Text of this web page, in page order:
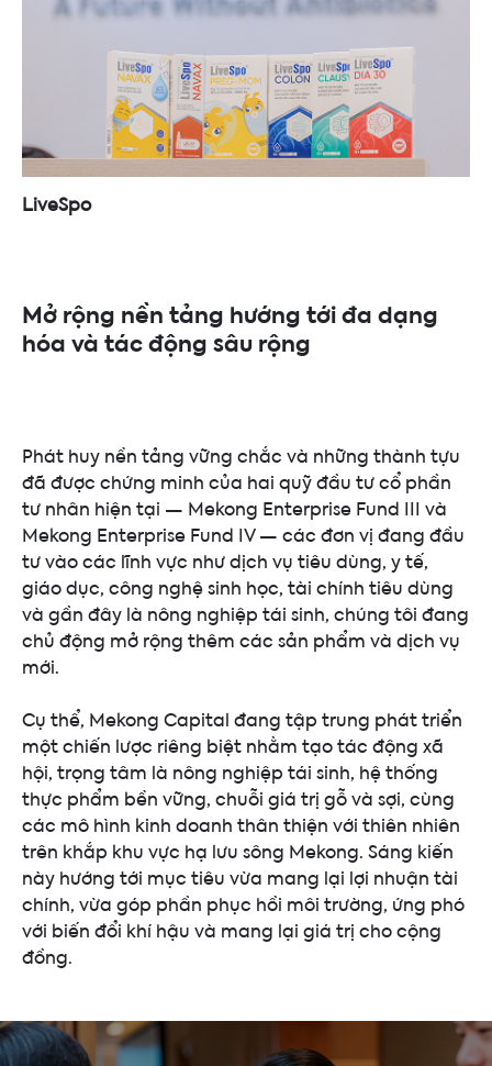
LiveSpo
Mở rộng nền tảng hướng tới đa dạng
hóa và tác động sâu rộng
Phát huy nền tảng vững chắc và những thành tựu
đã được chứng minh của hai quỹ đầu tư cổ phần
tư nhân hiện tại — Mekong Enterprise Fund III và
Mekong Enterprise Fund IV — các đơn vị đang đầu
tư vào các lĩnh vực như dịch vụ tiêu dùng, y tế,
giáo dục, công nghệ sinh học, tài chính tiêu dùng
và gần đây là nông nghiệp tái sinh, chúng tôi đang
chủ động mở rộng thêm các sản phẩm và dịch vụ
mới.
Cụ thể, Mekong Capital đang tập trung phát triển
một chiến lược riêng biệt nhằm tạo tác động xã
hội, trọng tâm là nông nghiệp tái sinh, hệ thống
thực phẩm bền vững, chuỗi giá trị gỗ và sợi, cùng
các mô hình kinh doanh thân thiện với thiên nhiên
trên khắp khu vực hạ lưu sông Mekong. Sáng kiến
này hướng tới mục tiêu vừa mang lại lợi nhuận tài
chính, vừa góp phần phục hồi môi trường, ứng phó
với biến đổi khí hậu và mang lại giá trị cho cộng
đồng.